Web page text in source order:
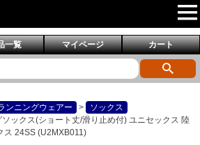
一覧 マイページ カート
ンニングウェアー
ソックス
ックス(ショート丈/滑り止め付) ユニセックス 陸
ス 24SS (U2MXB011)